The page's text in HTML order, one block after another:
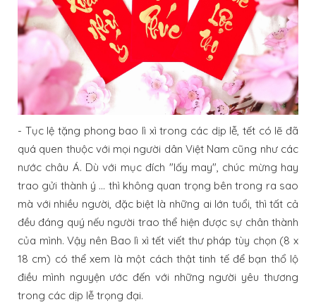
- Tục lệ tặng phong bao lì xì trong các dịp lễ, tết có lẽ đã
quá quen thuộc với mọi người dân Việt Nam cũng như các
nước châu Á. Dù với mục đích "lấy may", chúc mừng hay
trao gửi thành ý ... thì không quan trọng bên trong ra sao
mà với nhiều người, đặc biệt là những ai lớn tuổi, thì tất cả
đều đáng quý nếu người trao thể hiện được sự chân thành
của mình. Vậy nên Bao lì xì tết viết thư pháp tùy chọn (8 x
18 cm) có thể xem là một cách thật tinh tế để bạn thổ lộ
điều mình nguyện ước đến với những người yêu thương
trong các dịp lễ trọng đại.